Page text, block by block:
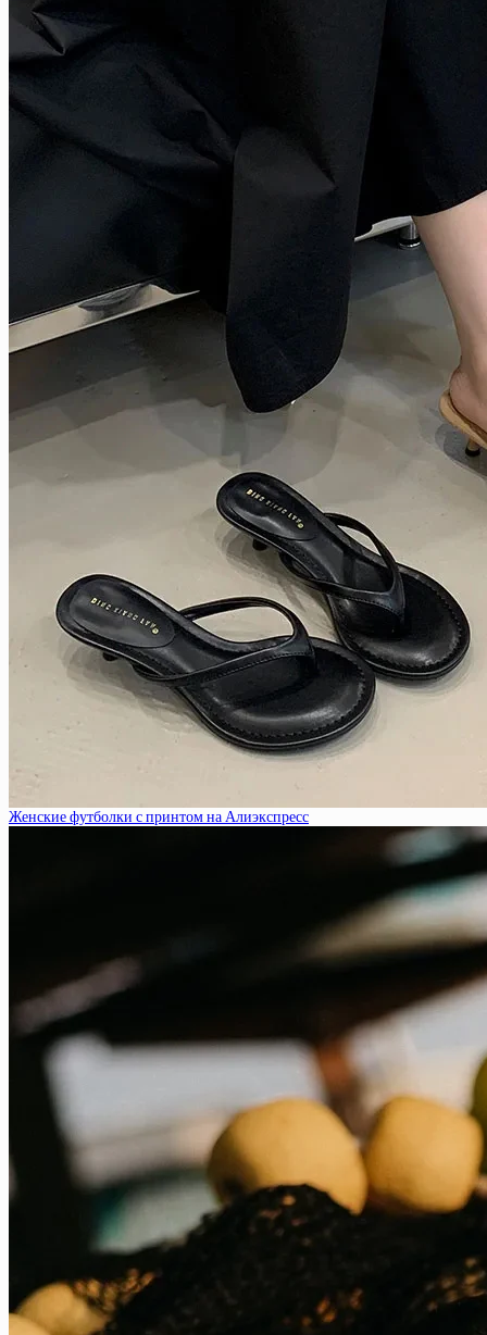
Женские футболки с принтом на Алиэкспресс